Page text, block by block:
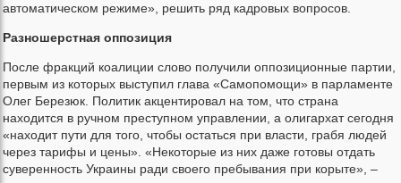
автоматическом режиме», решить ряд кадровых вопросов.
Разношерстная оппозиция
После фракций коалиции слово получили оппозиционные партии,
первым из которых выступил глава «Самопомощи» в парламенте
Олег Березюк. Политик акцентировал на том, что страна
находится в ручном преступном управлении, а олигархат сегодня
«находит пути для того, чтобы остаться при власти, грабя людей
через тарифы и цены». «Некоторые из них даже готовы отдать
суверенность Украины ради своего пребывания при корыте», –